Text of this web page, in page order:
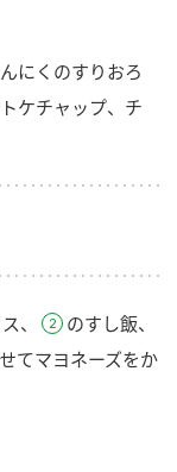
にくのすりおろ
ケチャップ、チ
、
のすし飯、
てマヨネーズをか